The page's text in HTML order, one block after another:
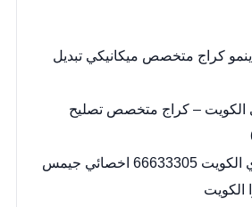
كراج متخصص ميكانيكي تبديل
الكويت – كراج متخصص تصليح
اخصائي جيمس
الكويت